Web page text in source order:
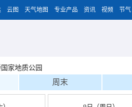
云图 天气地图 专业产品 资讯 视频 节气
家地质公园
周末